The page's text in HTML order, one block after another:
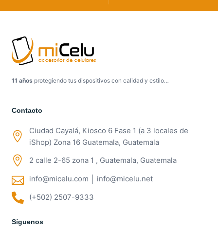
11 años protegiendo tus dispositivos con calidad y estilo…
Contacto
Ciudad Cayalá, Kiosco 6 Fase 1 (a 3 locales de
iShop) Zona 16 Guatemala, Guatemala
2 calle 2-65 zona 1 , Guatemala, Guatemala
info@micelu.com │ info@micelu.net
(+502) 2507-9333
Síguenos